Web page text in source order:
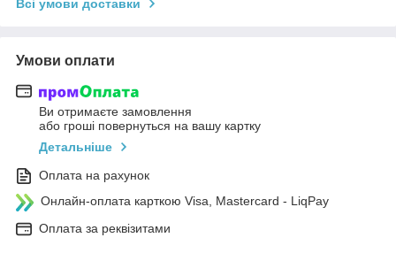
Всі умови доставки
Умови оплати
Ви отримаєте замовлення
або гроші повернуться на вашу картку
Детальніше
Оплата на рахунок
Онлайн-оплата карткою Visa, Mastercard - LiqPay
Оплата за реквізитами